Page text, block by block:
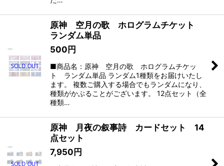
原神 空月の歌 ホログラムチケット
ランダム単品
500 円
■商品名：原神 空月の歌 ホログラムチケッ
ト ランダム単品 ランダム1種類をお届けいたし
ます。 複数ご購入する場合でもランダムになり、
種類がかぶることがございます。 12点セット（全
種類…
原神 月夜の叙事詩 カードセット 14
点セット
7,950 円